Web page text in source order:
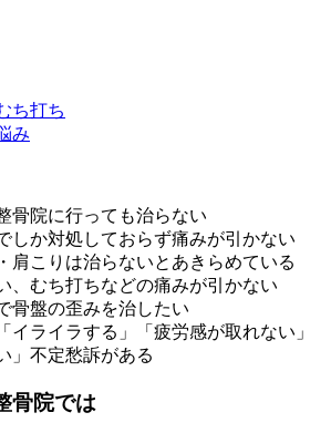
骨院に行っても治らない
しか対処しておらず痛みが引かない
肩こりは治らないとあきらめている
、むち打ちなどの痛みが引かない
骨盤の歪みを治したい
イライラする」「疲労感が取れない」
」不定愁訴がある
骨院では